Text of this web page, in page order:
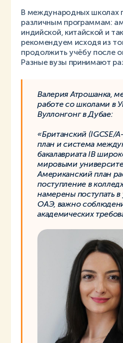
В международных школах
различным программам:
индийской, китайской и
рекомендуем исходя из
продолжить учёбу после
Разные вузы принимают
Валерия Атрошанка,
работе со школами в
Вуллонгонг в Дубае:
«Британский (IGCSE/
план и система
бакалавриата IB
мировыми
Американский план
поступление в
намерены поступать в
ОАЭ, важно
академических